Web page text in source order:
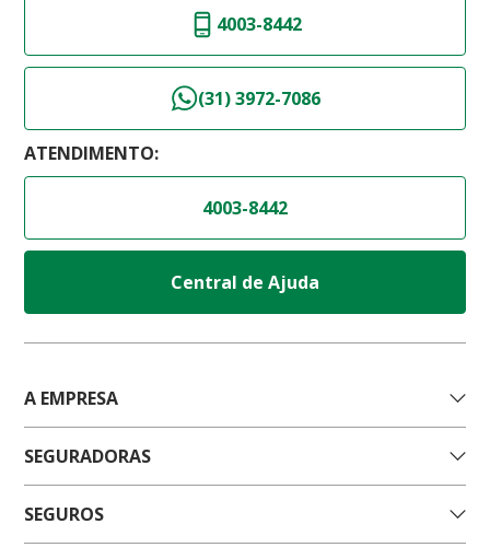
4003-8442
(31) 3972-7086
ATENDIMENTO:
4003-8442
Central de Ajuda
A EMPRESA
SEGURADORAS
SEGUROS